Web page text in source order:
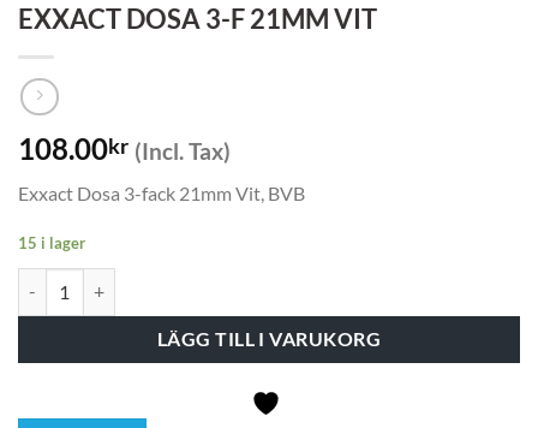
EXXACT DOSA 3-F 21MM VIT
108.00kr (Incl. Tax)
Exxact Dosa 3-fack 21mm Vit, BVB
15 i lager
LÄGG TILL I VARUKORG